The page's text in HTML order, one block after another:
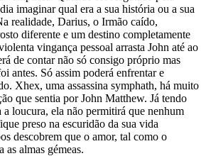
imaginar qual era a sua história ou a sua
realidade, Darius, o Irmão caído,
diferente e um destino completamente
vingança pessoal arrasta John até ao
de contar não só consigo próprio mas
antes. Só assim poderá enfrentar e
Xhex, uma assassina symphath, há muito
que sentia por John Matthew. Já tendo
a loucura, ela não permitirá que nenhum
preso na escuridão da sua vida
descobrem que o amor, tal como o
as almas gémeas.